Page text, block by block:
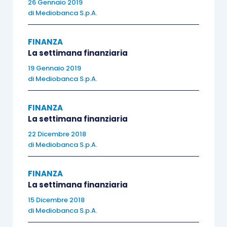
Europa
Stoxx Europe 600 -0.99%, Euro Stoxx 50 +0.02%,
Ftse MIB +0.59%
Stati Uniti
S&P 500 -0.39%, Dow Jones Industrial +0.04%,
Nasdaq Composite -0.49%
Asia
26 Gennaio 2019
di Mediobanca S.p.A.
FINANZA
La settimana finanziaria
19 Gennaio 2019
di Mediobanca S.p.A.
FINANZA
La settimana finanziaria
22 Dicembre 2018
di Mediobanca S.p.A.
FINANZA
La settimana finanziaria
15 Dicembre 2018
di Mediobanca S.p.A.